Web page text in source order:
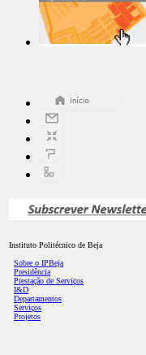
Instituto Politécnico de Beja
Sobre o IPBeja
Presidência
Prestação de Serviços
I&D
Departamentos
Serviços
Projetos